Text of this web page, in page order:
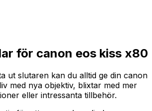
för canon eos kiss x80
ut slutaren kan du alltid ge din canon
med nya objektiv, blixtar med mer
eller intressanta tillbehör.